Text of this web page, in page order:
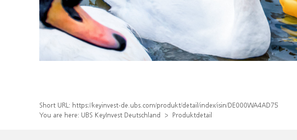
Short URL: https://keyinvest-de.ubs.com/produkt/detail/index/isin/DE000WA4AD75
You are here: UBS KeyInvest Deutschland Produktdetail